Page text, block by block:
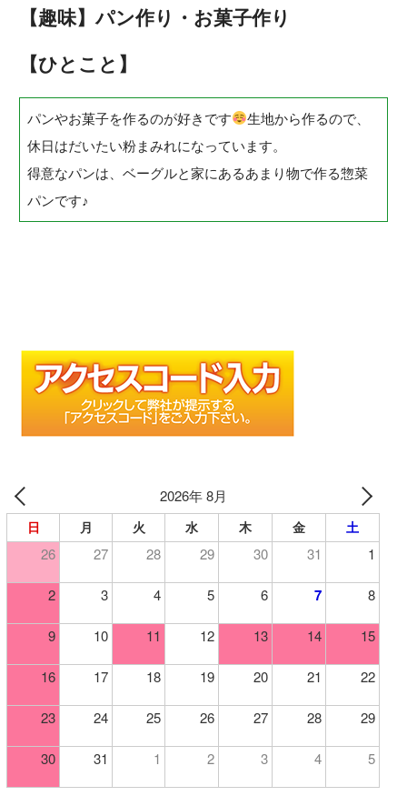
【趣味】パン作り・お菓子作り
【ひとこと】
パンやお菓子を作るのが好きです
生地から作るので、
休日はだいたい粉まみれになっています。
得意なパンは、ベーグルと家にあるあまり物で作る惣菜
パンです♪
2026年 8月
日 月 火 水 木 金 土
26 27 28 29 30 31 1
2 3 4 5 6 7 8
9 10 11 12 13 14 15
16 17 18 19 20 21 22
23 24 25 26 27 28 29
30 31 1 2 3 4 5